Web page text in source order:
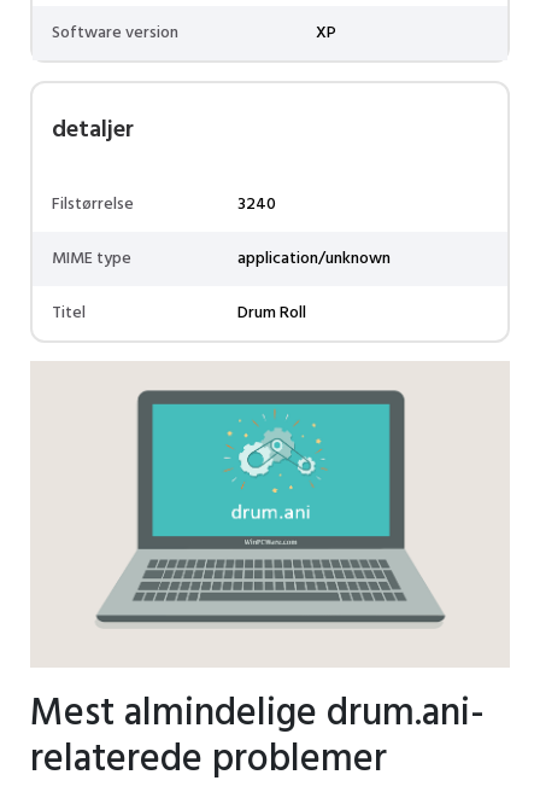
Software version XP
detaljer
Filstørrelse
3240
MIME type
application/unknown
Titel
Drum Roll
Mest almindelige drum.ani-
relaterede problemer